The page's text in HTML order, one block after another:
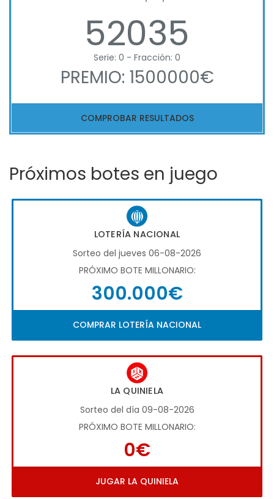
52035
Serie: 0 - Fracción: 0
PREMIO: 1500000€
COMPROBAR RESULTADOS
Próximos botes en juego
LOTERÍA NACIONAL
Sorteo del jueves 06-08-2026
PRÓXIMO BOTE MILLONARIO:
300.000€
COMPRAR LOTERÍA NACIONAL
LA QUINIELA
Sorteo del día 09-08-2026
PRÓXIMO BOTE MILLONARIO:
0€
JUGAR LA QUINIELA